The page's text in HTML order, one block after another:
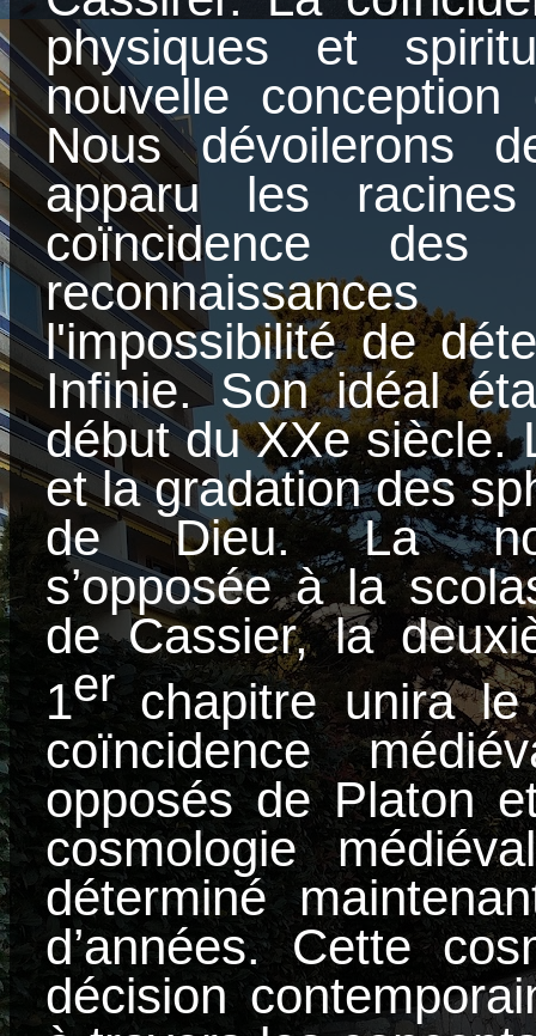
physiques et
nouvelle
Nous dévoilerons
apparu les
coïncidence
des
l'impossibilité de
Infinie. Son idéal
début du XXe siècle.
et la gradation des
de Dieu. La
s’opposée à la
de Cassier, la
1erchapitre unira
coïncidence
opposés de Platon
cosmologie
déterminé
d’années. Cette
décision